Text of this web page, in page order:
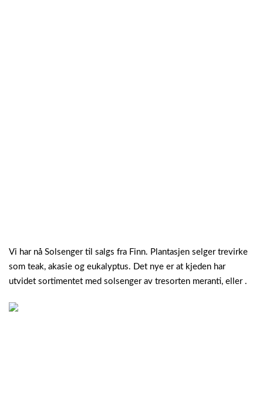
Vi har nå Solsenger til salgs fra Finn. Plantasjen selger trevirke
som teak, akasie og eukalyptus. Det nye er at kjeden har
utvidet sortimentet med solsenger av tresorten meranti, eller .